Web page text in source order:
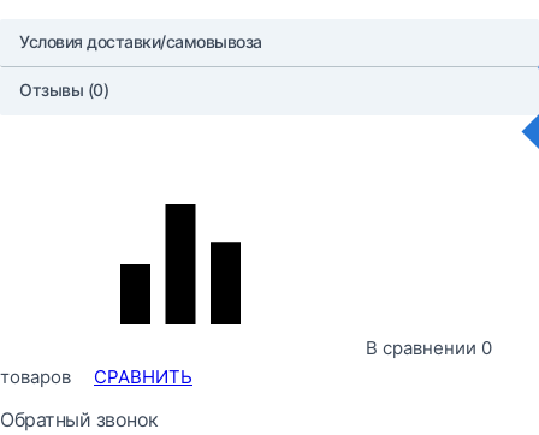
Условия доставки/самовывоза
Отзывы (0)
В сравнении 0
товаров
СРАВНИТЬ
Обратный звонок